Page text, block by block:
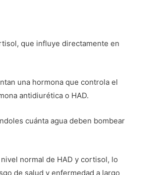
que influye directamente en
una hormona que controla el
antidiurética o HAD.
cuánta agua deben bombear
normal de HAD y cortisol, lo
de salud y enfermedad a largo